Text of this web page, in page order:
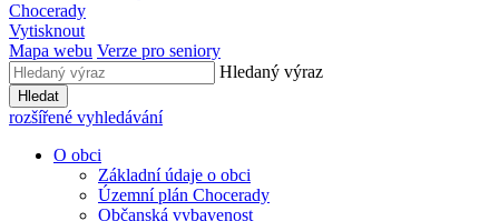
Chocerady
Vytisknout
Mapa webu Verze pro seniory
Hledaný výraz
Hledat
rozšířené vyhledávání
O obci
Základní údaje o obci
Územní plán Chocerady
Občanská vybavenost